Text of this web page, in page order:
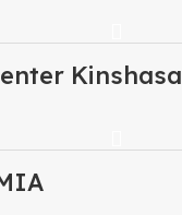
Kinshasa